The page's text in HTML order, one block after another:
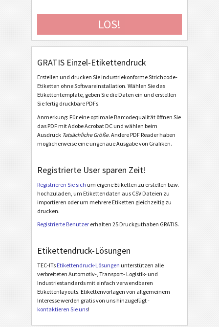
GS1 Std Heterogeneous
GS1 Non-Std Heterogeneous
GS1 STILL Std Homogen. with Supplier Section
GS1 STILL Label with GTIN (AI 01)
O
Odette
G
MAT MAT Labels
LTO LTO Labels
LOS!
GRATIS Einzel-Etikettendruck
Erstellen und drucken Sie industriekonforme Strichcode-
Etiketten ohne Softwareinstallation. Wählen Sie das
Etikettentemplate, geben Sie die Daten ein und erstellen
Sie fertig druckbare PDFs.
Anmerkung: Für eine optimale Barcodequalität öffnen Sie
das PDF mit Adobe Acrobat DC und wählen beim
Ausdruck Tatsächliche Größe. Andere PDF Reader haben
möglicherweise eine ungenaue Ausgabe von Grafiken.
Registrierte User sparen Zeit!
Registrieren Sie sich um eigene Etiketten zu erstellen bzw.
hochzuladen, um Etikettendaten aus CSV Dateien zu
importieren oder um mehrere Etiketten gleichzeitig zu
drucken.
Registrierte Benutzer erhalten 25 Druckguthaben GRATIS.
Etikettendruck-Lösungen
TEC-ITs Etikettendruck-Lösungen unterstützen alle
verbreiteten Automotiv-, Transport- Logistik- und
Industriestandards mit einfach verwendbaren
Etikettenlayouts. Etikettenvorlagen von allgemeinem
Interesse werden gratis von uns hinzugefügt -
kontaktieren Sie uns!